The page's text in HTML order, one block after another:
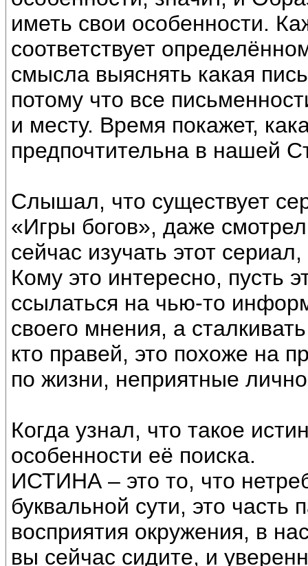
иметь свои особенности.
соответствует
смысла выяснять какая
потому что все
и месту. Время покажет,
предпочтительна в нашей
Слышал, что существует
«Игры богов», даже
сейчас изучать этот
Кому это интересно, пусть
ссылаться на чью-то
своего мнения, а
кто правей, это похоже на
по жизни, неприятные
Когда узнал, что такое
особенности её поиска.
ИСТИНА – это то, что
буквальной сути, это
восприятия окружения, в
вы сейчас сидите, и